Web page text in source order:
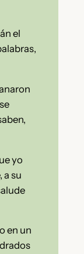
el
yo
a su
en un